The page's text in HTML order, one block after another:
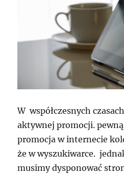
W współczesnych
aktywnej promocji.
promocja w internecie
że w wyszukiwarce.
musimy dysponować